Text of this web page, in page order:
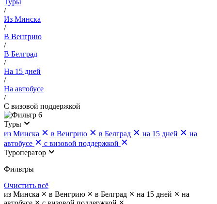
/
Из Минска
/
В Венгрию
/
В Белград
/
На 15 дней
/
На автобусе
/
С визовой поддержкой
6
Туры
из Минска
в Венгрию в Белград на 15 дней
на
автобусе
с визовой поддержкой
Туроператор
Фильтры
Очистить всё
из Минска
в Венгрию в Белград на 15 дней
на